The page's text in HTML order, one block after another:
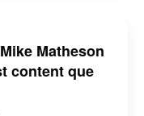
Matheson
content que